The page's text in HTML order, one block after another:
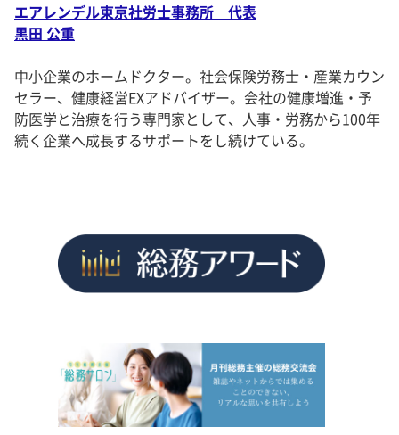
エアレンデル東京社労士事務所 代表
黒田 公重
中小企業のホームドクター。社会保険労務士・産業カウン
セラー、健康経営EXアドバイザー。会社の健康増進・予
防医学と治療を行う専門家として、人事・労務から100年
続く企業へ成長するサポートをし続けている。